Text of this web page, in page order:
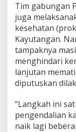
Tim gabungan
juga
kesehatan
Kayutangan.
tampaknya
menghindari
lanjutan
diputuskan
“Langkah ini
pengendalian
naik lagi